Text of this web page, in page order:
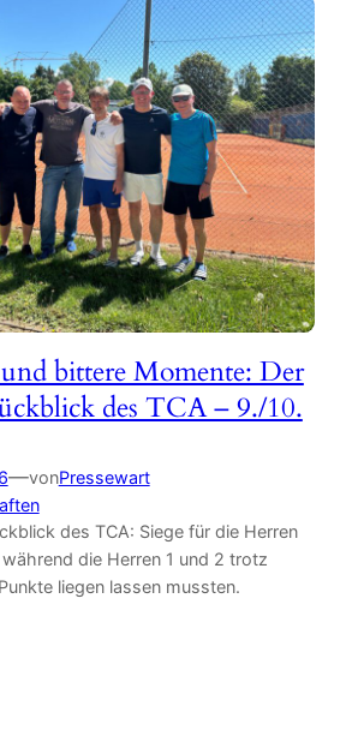
bittere Momente: Der
des TCA – 9./10.
—vonPressewart
des TCA: Siege für die Herren
die Herren 1 und 2 trotz
liegen lassen mussten.